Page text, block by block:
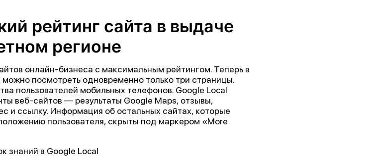
рейтинг сайта в выдаче
регионе
онлайн-бизнеса с максимальным рейтингом. Теперь в
посмотреть одновременно только три страницы.
пользователей мобильных телефонов. Google Local
веб-сайтов — результаты Google Maps, отзывы,
и ссылку. Информация об остальных сайтах, которые
пользователя, скрыты под маркером «More